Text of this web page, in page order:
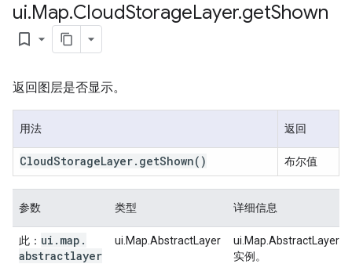
ui.Map.CloudStorageLayer.getShown
bookmark_border
返回图层是否显示。
用法 返回
CloudStorageLayer. getShown() 布尔值
参数 类型 详细信息
此： ui . map .
abstractlayer
ui.Map.AbstractLayer
ui.Map.AbstractLayer
实例。